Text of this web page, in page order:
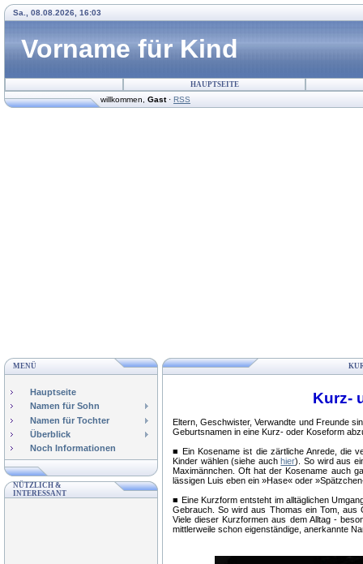
Sa., 08.08.2026, 16:03
Vorname für Kind
HAUPTSEITE
willkommen Gast· RSS
MENÜ
Hauptseite
Namen für Sohn
Namen für Tochter
Überblick
Noch Informationen
NÜTZLICH &
INTERESSANT
Kurz-
Eltern, Geschwister, Verwandte und Freunde
Geburtsnamen in eine Kurz- oder Koseform
■ Ein Kosename ist die zärtliche Anrede, die
Kinder wählen (siehe auchhier). So wird aus
Maximännchen. Oft hat der Kosename auch
lässigen Luis eben ein »Hase« oder
■ Eine Kurzform entsteht im alltäglichen
Gebrauch. So wird aus Thomas ein Tom, aus
Viele dieser Kurzformen aus dem Alltag -
mittlerweile schon eigenständige, anerkannte